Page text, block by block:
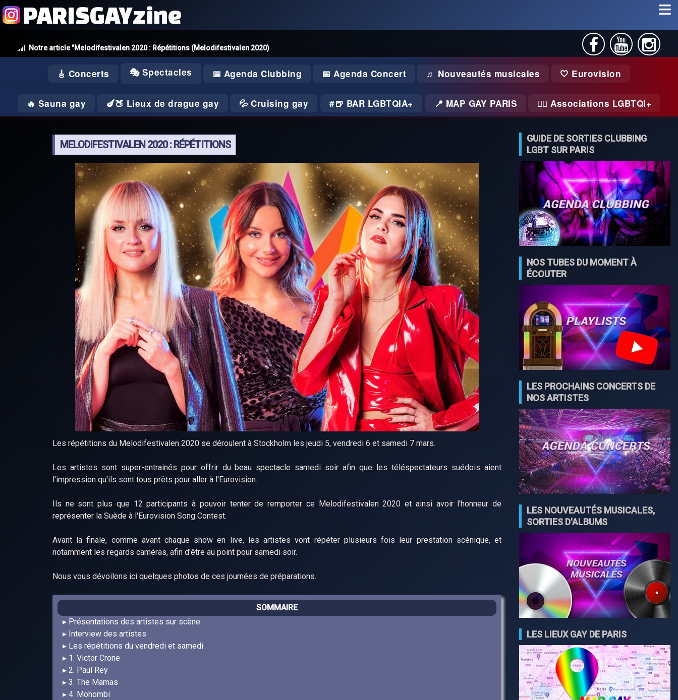
Notre article "Melodifestivalen 2020 : Répétitions (Melodifestivalen 2020)
PARISGAYzine
🎸 Concerts 🎭 Spectacles 📅 Agenda Clubbing 📅 Agenda Concert ♬ Nouveautés musicales 🤍 Eurovision
🔥 Sauna gay 🍆🍑 Lieux de drague gay 💦 Cruising gay 🍺 BAR LGBTQIA+ 📍 MAP GAY PARIS 🏃‍♂️ Associations LGBTQI+
MELODIFESTIVALEN 2020 : RÉPÉTITIONS
Les répétitions du Melodifestivalen 2020 se déroulent à Stockholm les jeudi 5, vendredi 6 et samedi 7 mars.
Les artistes sont super-entrainés pour offrir du beau spectacle samedi soir afin que les téléspectateurs suédois aient
l'impression qu'ils sont tous prêts pour aller à l'Eurovision.
Ils ne sont plus que 12 participants à pouvoir tenter de remporter ce Melodifestivalen 2020 et ainsi avoir l'honneur de
représenter la Suède à l'Eurovision Song Contest.
Avant la finale, comme avant chaque show en live, les artistes vont répéter plusieurs fois leur prestation scénique, et
notamment les regards caméras, afin d'être au point pour samedi soir.
Nous vous dévoilons ici quelques photos de ces journées de préparations.
SOMMAIRE
Présentations des artistes sur scène
Interview des artistes
Les répétitions du vendredi et samedi
1. Victor Crone
2. Paul Rey
3. The Mamas
4. Mohombi
GUIDE DE SORTIES CLUBBING
LGBT SUR PARIS
NOS TUBES DU MOMENT À
ÉCOUTER
LES PROCHAINS CONCERTS DE
NOS ARTISTES
LES NOUVEAUTÉS MUSICALES,
SORTIES D'ALBUMS
LES LIEUX GAY DE PARIS